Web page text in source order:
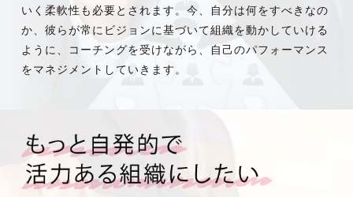
いく柔軟性も必要とされます。今、自分は何をすべきなの
か、彼らが常にビジョンに基づいて組織を動かしていける
ように、コーチングを受けながら、自己のパフォーマンス
をマネジメントしていきます。